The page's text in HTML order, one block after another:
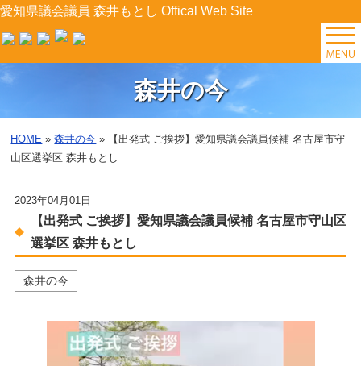
愛知県議会議員 森井もとし Offical Web Site
TOP
森井の今
後援会イベント
プロフィール
森井の提案
県政レポート
森井の今
HOME »森井の今 » 【出発式 ご挨拶】愛知県議会議員候補 名古屋市守
山区選挙区 森井もとし
2023年04月01日
【出発式 ご挨拶】愛知県議会議員候補 名古屋市守山区
選挙区 森井もとし
森井の今